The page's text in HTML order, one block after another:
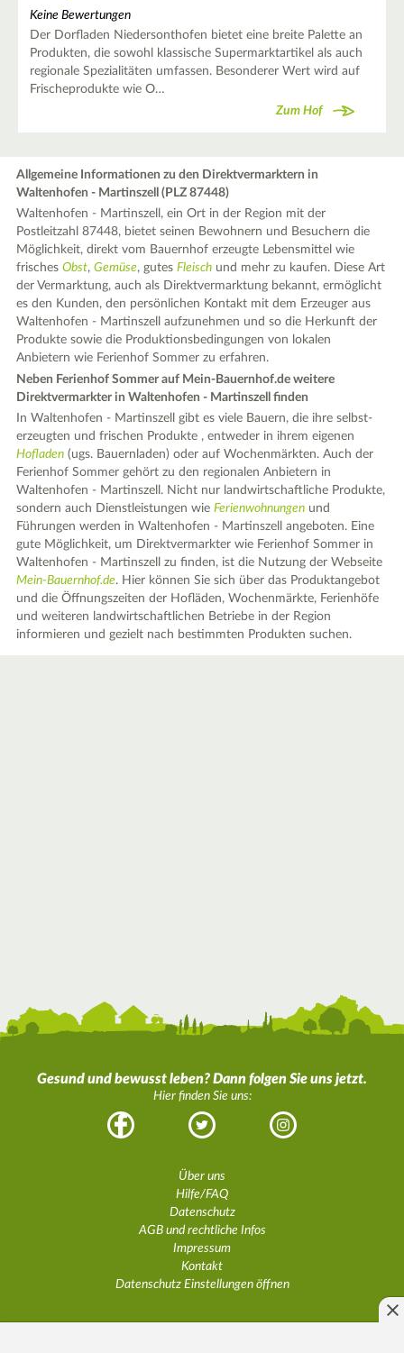
Keine Bewertungen
Der Dorfladen Niedersonthofen bietet eine breite Palette an
Produkten, die sowohl klassische Supermarktartikel als auch
regionale Spezialitäten umfassen. Besonderer Wert wird auf
Frischeprodukte wie O…
Zum Hof
Allgemeine Informationen zu den Direktvermarktern in
Waltenhofen - Martinszell (PLZ 87448)
Waltenhofen - Martinszell, ein Ort in der Region mit der
Postleitzahl 87448, bietet seinen Bewohnern und Besuchern die
Möglichkeit, direkt vom Bauernhof erzeugte Lebensmittel wie
frischesObst,Gemüse, gutesFleisch und mehr zu kaufen. Diese Art
der Vermarktung, auch als Direktvermarktung bekannt, ermöglicht
es den Kunden, den persönlichen Kontakt mit dem Erzeuger aus
Waltenhofen - Martinszell aufzunehmen und so die Herkunft der
Produkte sowie die Produktionsbedingungen von lokalen
Anbietern wie Ferienhof Sommer zu erfahren.
Neben Ferienhof Sommer auf Mein-Bauernhof.de weitere
Direktvermarkter in Waltenhofen - Martinszell finden
In Waltenhofen - Martinszell gibt es viele Bauern, die ihre selbst-
erzeugten und frischen Produkte , entweder in ihrem eigenen
Hofladen (ugs. Bauernladen) oder auf Wochenmärkten. Auch der
Ferienhof Sommer gehört zu den regionalen Anbietern in
Waltenhofen - Martinszell. Nicht nur landwirtschaftliche Produkte,
sondern auch Dienstleistungen wieFerienwohnungen und
Führungen werden in Waltenhofen - Martinszell angeboten. Eine
gute Möglichkeit, um Direktvermarkter wie Ferienhof Sommer in
Waltenhofen - Martinszell zu finden, ist die Nutzung der Webseite
Mein-Bauernhof.de. Hier können Sie sich über das Produktangebot
und die Öffnungszeiten der Hofläden, Wochenmärkte, Ferienhöfe
und weiteren landwirtschaftlichen Betriebe in der Region
informieren und gezielt nach bestimmten Produkten suchen.
Gesund und bewusst leben? Dann folgen Sie uns jetzt.
Hier finden Sie uns:
Facebook Twitter Instagram
Über uns
Hilfe/FAQ
Datenschutz
AGB und rechtliche Infos
Impressum
Kontakt
Datenschutz Einstellungen öffnen